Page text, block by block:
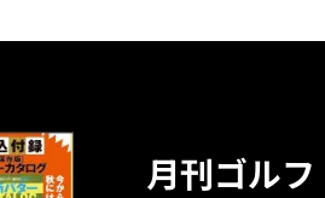
月刊ゴル